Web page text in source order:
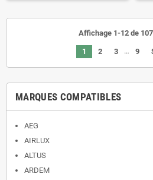
MARQUES COMPATIBLES
AEG
AIRLUX
ALTUS
ARDEM
Affichage 1-12 de
1 2 3 … 9